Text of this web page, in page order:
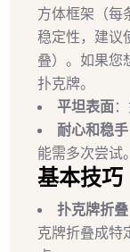
方体框架（每
稳定性，建议
叠）。如果您
扑克牌。
平坦表面
耐心和稳手
能需多次尝试。
基本技巧
扑克牌折叠
克牌折叠成特